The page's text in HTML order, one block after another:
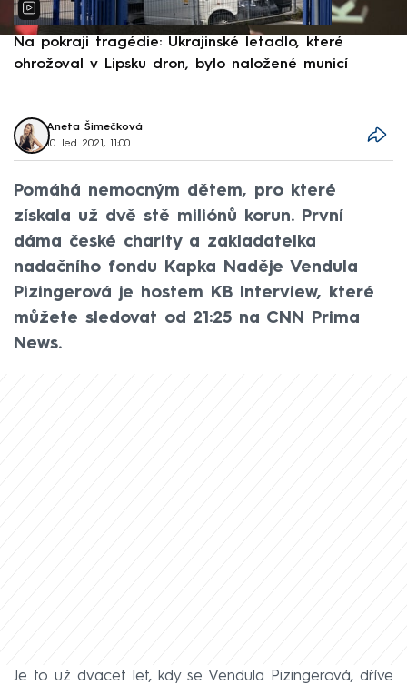
Na pokraji tragédie: Ukrajinské letadlo, které
ohrožoval v Lipsku dron, bylo naložené municí
Aneta Šimečková
10. led 2021, 11:00
Pomáhá nemocným dětem, pro které
získala už dvě stě miliónů korun. První
dáma české charity a zakladatelka
nadačního fondu Kapka Naděje Vendula
Pizingerová je hostem KB Interview, které
můžete sledovat od 21:25 na CNN Prima
News.
Je to už dvacet let, kdy se Vendula Pizingerová, dříve